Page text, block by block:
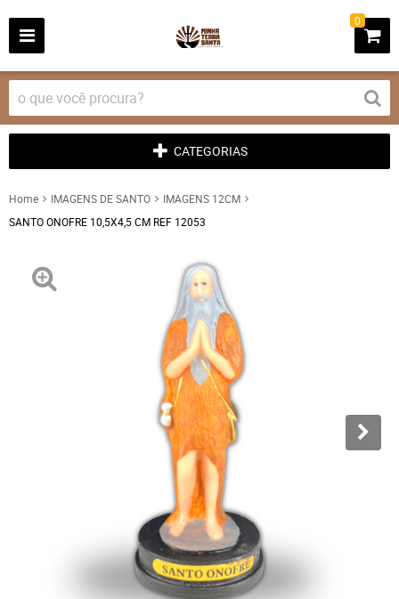
0
CATEGORIAS
Home IMAGENS DE SANTO
IMAGENS 12CM
SANTO ONOFRE 10,5X4,5 CM REF 12053